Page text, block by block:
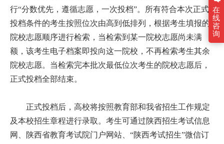
行“分数优先，遵循志愿，一次投档”。所有符合本次正式
投档条件的考生按照位次由高到低排列，根据考生填报的
院校志愿顺序进行检索，当检索到某一院校志愿尚未满
额，该考生电子档案即投向这一院校，不再检索考生其余
院校志愿。当检索完本批次最低位次考生的院校志愿后，
正式投档全部结束。
正式投档后，高校将按照教育部和我省招生工作规定
及本校招生章程进行录取。考生可通过陕西招生考试信息
网、陕西省教育考试院门户网站、“陕西考试招生”微信订
在
线
咨
询